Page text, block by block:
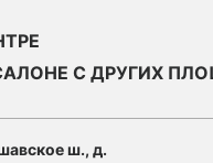
С ДРУГИХ
ш., д.